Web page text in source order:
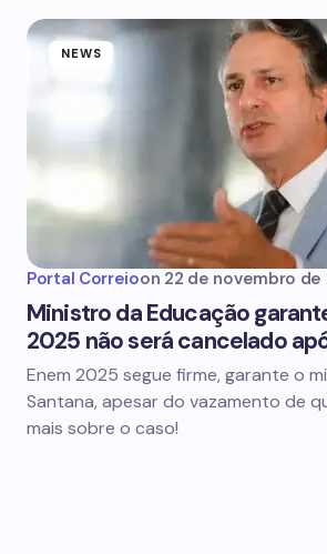
NEWS
Portal Correioon 22 de novembro de
Ministro da Educação
2025 não será cancelado
Enem 2025 segue firme, garante o
Santana, apesar do vazamento de
mais sobre o caso!